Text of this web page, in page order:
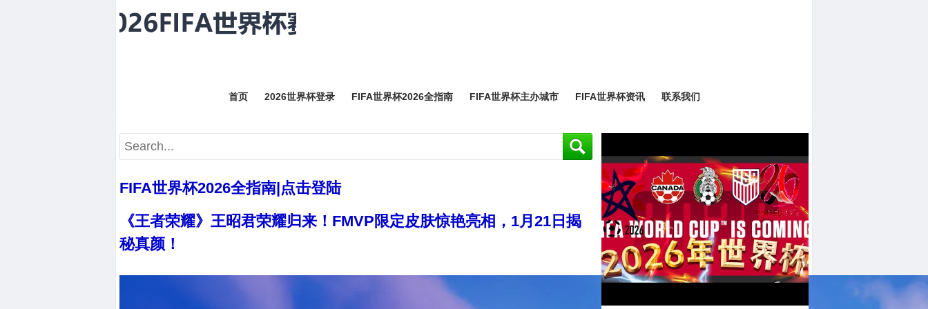
首页 2026世界杯登录 FIFA世界杯2026全指南 FIFA世界杯主办城市 FIFA世界杯资讯 联系我们
FIFA世界杯2026全指南|点击登陆
《王者荣耀》王昭君荣耀归来！FMVP限定皮肤惊艳亮相，1月21日揭
秘真颜！